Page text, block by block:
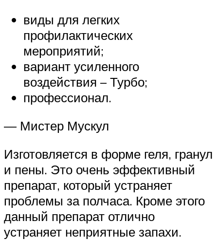
виды для легких
профилактических
мероприятий;
вариант усиленного
воздействия – Турбо;
профессионал.
— Мистер Мускул
Изготовляется в форме геля, гранул
и пены. Это очень эффективный
препарат, который устраняет
проблемы за полчаса. Кроме этого
данный препарат отлично
устраняет неприятные запахи.